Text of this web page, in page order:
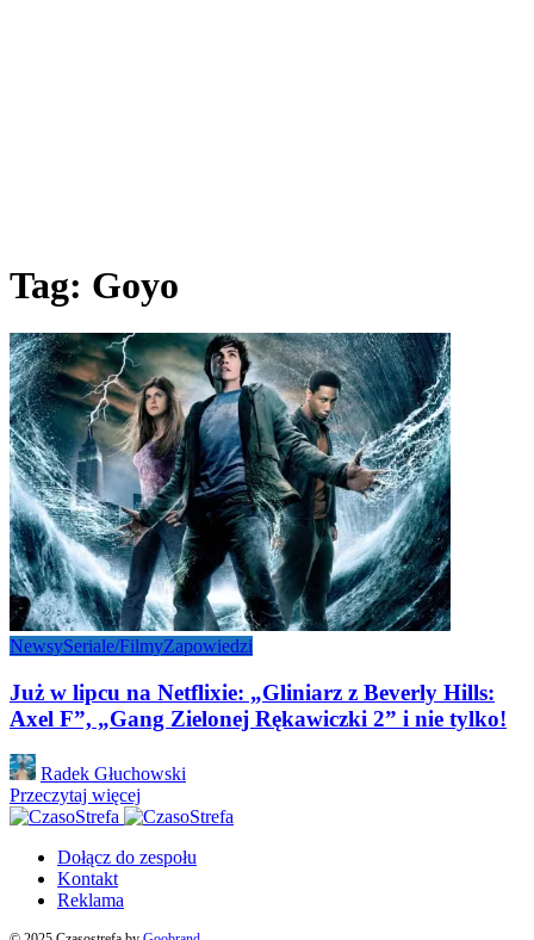
Tag: Goyo
NewsySeriale/FilmyZapowiedzi
Już w lipcu na Netflixie: „Gliniarz z Beverly Hills:
Axel F”, „Gang Zielonej Rękawiczki 2” i nie tylko!
Posted
by
Radek Głuchowski
Przeczytaj więcej
Dołącz do zespołu
Kontakt
Reklama